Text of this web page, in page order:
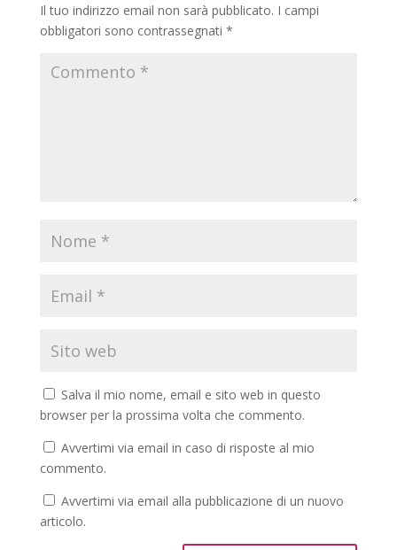
Il tuo indirizzo email non sarà pubblicato. I campi
obbligatori sono contrassegnati *
Salva il mio nome, email e sito web in questo
browser per la prossima volta che commento.
Avvertimi via email in caso di risposte al mio
commento.
Avvertimi via email alla pubblicazione di un nuovo
articolo.